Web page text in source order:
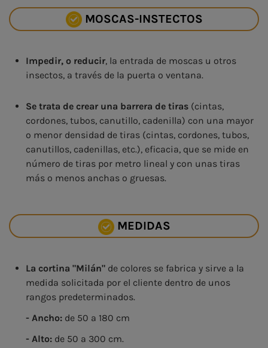
MOSCAS-INSTECTOS
Impedir, o reducir, la entrada de moscas u otros
insectos, a través de la puerta o ventana.
Se trata de crear una barrera de tiras (cintas,
cordones, tubos, canutillo, cadenilla) con una mayor
o menor densidad de tiras (cintas, cordones, tubos,
canutillos, cadenillas, etc.), eficacia, que se mide en
número de tiras por metro lineal y con unas tiras
más o menos anchas o gruesas.
MEDIDAS
La cortina "Milán" de colores se fabrica y sirve a la
medida solicitada por el cliente dentro de unos
rangos predeterminados.
- Ancho: de 50 a 180 cm
- Alto: de 50 a 300 cm.